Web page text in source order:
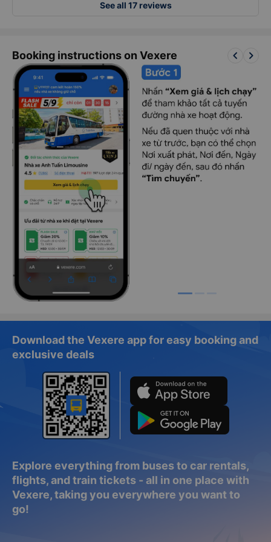
See all 17 reviews
Booking instructions on Vexere keyboard_arrow_left keyboard_arrow_right
Download the Vexere app for easy booking and
exclusive deals
Explore everything from buses to car rentals,
flights, and train tickets - all in one place with
Vexere, taking you everywhere you want to
go!